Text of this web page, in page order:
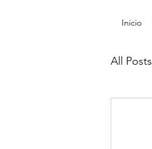
Inicio
All Posts